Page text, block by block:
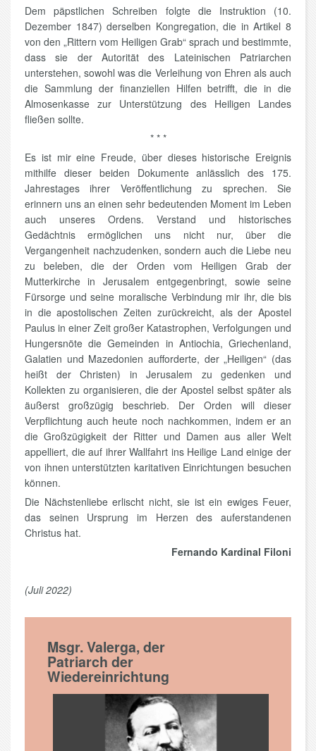
Dem päpstlichen Schreiben folgte die Instruktion (10.
Dezember 1847) derselben Kongregation, die in Artikel 8
von den „Rittern vom Heiligen Grab“ sprach und bestimmte,
dass sie der Autorität des Lateinischen Patriarchen
unterstehen, sowohl was die Verleihung von Ehren als auch
die Sammlung der finanziellen Hilfen betrifft, die in die
Almosenkasse zur Unterstützung des Heiligen Landes
fließen sollte.
* * *
Es ist mir eine Freude, über dieses historische Ereignis
mithilfe dieser beiden Dokumente anlässlich des 175.
Jahrestages ihrer Veröffentlichung zu sprechen. Sie
erinnern uns an einen sehr bedeutenden Moment im Leben
auch unseres Ordens. Verstand und historisches
Gedächtnis ermöglichen uns nicht nur, über die
Vergangenheit nachzudenken, sondern auch die Liebe neu
zu beleben, die der Orden vom Heiligen Grab der
Mutterkirche in Jerusalem entgegenbringt, sowie seine
Fürsorge und seine moralische Verbindung mir ihr, die bis
in die apostolischen Zeiten zurückreicht, als der Apostel
Paulus in einer Zeit großer Katastrophen, Verfolgungen und
Hungersnöte die Gemeinden in Antiochia, Griechenland,
Galatien und Mazedonien aufforderte, der „Heiligen“ (das
heißt der Christen) in Jerusalem zu gedenken und
Kollekten zu organisieren, die der Apostel selbst später als
äußerst großzügig beschrieb. Der Orden will dieser
Verpflichtung auch heute noch nachkommen, indem er an
die Großzügigkeit der Ritter und Damen aus aller Welt
appelliert, die auf ihrer Wallfahrt ins Heilige Land einige der
von ihnen unterstützten karitativen Einrichtungen besuchen
können.
Die Nächstenliebe erlischt nicht, sie ist ein ewiges Feuer,
das seinen Ursprung im Herzen des auferstandenen
Christus hat.
Fernando Kardinal Filoni
(Juli 2022)
Msgr. Valerga, der
Patriarch der
Wiedereinrichtung